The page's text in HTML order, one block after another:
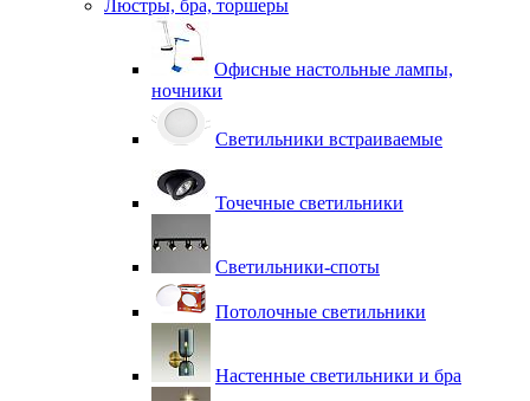
Люстры, бра, торшеры
Офисные настольные лампы,
ночники
Светильники встраиваемые
Точечные светильники
Светильники-споты
Потолочные светильники
Настенные светильники и бра